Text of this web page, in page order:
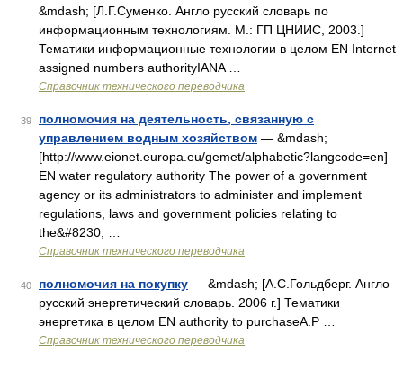
&mdash; [Л.Г.Суменко. Англо русский словарь по
информационным технологиям. М.: ГП ЦНИИС, 2003.]
Тематики информационные технологии в целом EN Internet
assigned numbers authorityIANA …
Справочник технического переводчика
39
полномочия на деятельность, связанную с
управлением водным хозяйством — &mdash;
[http://www.eionet.europa.eu/gemet/alphabetic?langcode=en]
EN water regulatory authority The power of a government
agency or its administrators to administer and implement
regulations, laws and government policies relating to
the&#8230; …
Справочник технического переводчика
40 полномочия на покупку — &mdash; [А.С.Гольдберг. Англо
русский энергетический словарь. 2006 г.] Тематики
энергетика в целом EN authority to purchaseA.P …
Справочник технического переводчика